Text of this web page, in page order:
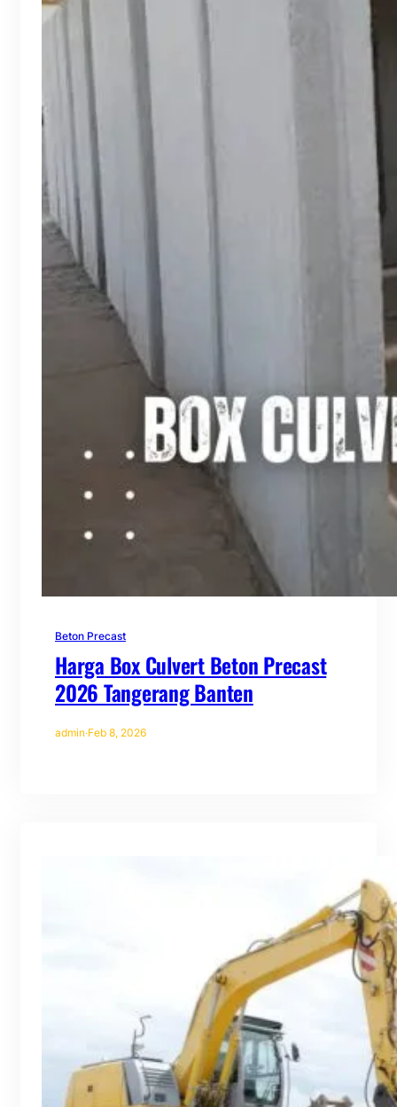
Beton Precast
Harga Box Culvert Beton Precast
2026 Tangerang Banten
admin·Feb 8, 2026